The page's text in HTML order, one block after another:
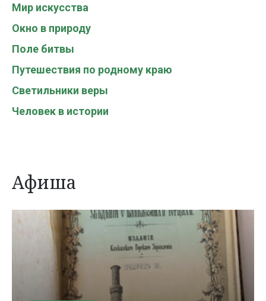
Мир искусства
Окно в природу
Поле битвы
Путешествия по родному краю
Светильники веры
Человек в истории
Афиша